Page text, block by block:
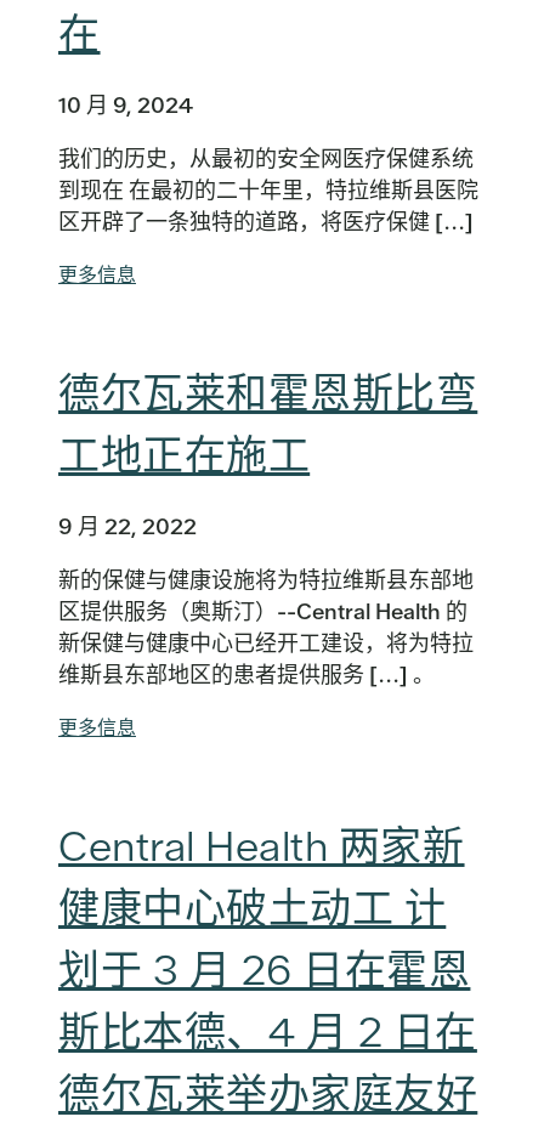
在
10 月 9, 2024
我们的历史，从最初的安全网医疗保健系统
到现在 在最初的二十年里，特拉维斯县医院
区开辟了一条独特的道路，将医疗保健 [...]
更多信息
德尔瓦莱和霍恩斯比弯
工地正在施工
9 月 22, 2022
新的保健与健康设施将为特拉维斯县东部地
区提供服务（奥斯汀）--Central Health 的
新保健与健康中心已经开工建设，将为特拉
维斯县东部地区的患者提供服务 [...] 。
更多信息
Central Health 两家新
健康中心破土动工 计
划于 3 月 26 日在霍恩
斯比本德、4 月 2 日在
德尔瓦莱举办家庭友好